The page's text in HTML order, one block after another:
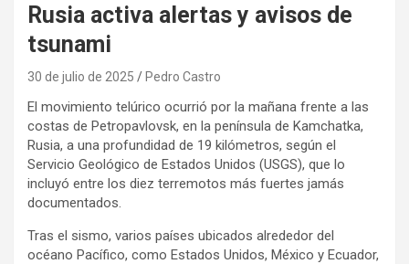
Rusia activa alertas y avisos de
tsunami
30 de julio de 2025 Pedro Castro
El movimiento telúrico ocurrió por la mañana frente a las
costas de Petropavlovsk, en la península de Kamchatka,
Rusia, a una profundidad de 19 kilómetros, según el
Servicio Geológico de Estados Unidos (USGS), que lo
incluyó entre los diez terremotos más fuertes jamás
documentados.
Tras el sismo, varios países ubicados alrededor del
océano Pacífico, como Estados Unidos, México y Ecuador,